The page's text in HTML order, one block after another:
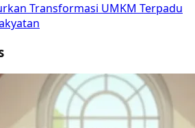
Transformasi UMKM Terpadu